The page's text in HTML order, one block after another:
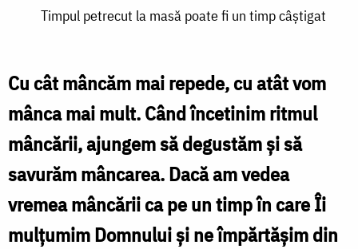
Timpul
masă
poate
fi
un
timp
câștigat
Timpul petrecut la masă poate fi un timp câștigat
Cu cât mâncăm mai repede, cu atât vom
mânca mai mult. Când încetinim ritmul
mâncării, ajungem să degustăm și să
savurăm mâncarea. Dacă am vedea
vremea mâncării ca pe un timp în care Îi
mulțumim Domnului și ne împărtășim din